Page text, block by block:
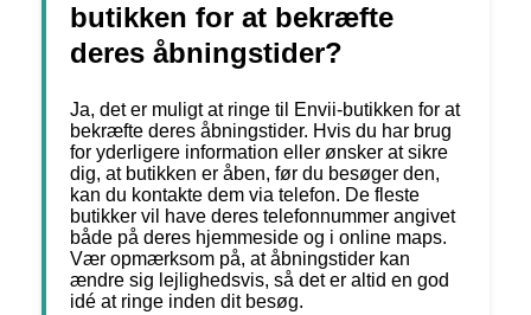
butikken for at bekræfte
deres åbningstider?
Ja, det er muligt at ringe til Envii-butikken for at
bekræfte deres åbningstider. Hvis du har brug
for yderligere information eller ønsker at sikre
dig, at butikken er åben, før du besøger den,
kan du kontakte dem via telefon. De fleste
butikker vil have deres telefonnummer angivet
både på deres hjemmeside og i online maps.
Vær opmærksom på, at åbningstider kan
ændre sig lejlighedsvis, så det er altid en god
idé at ringe inden dit besøg.